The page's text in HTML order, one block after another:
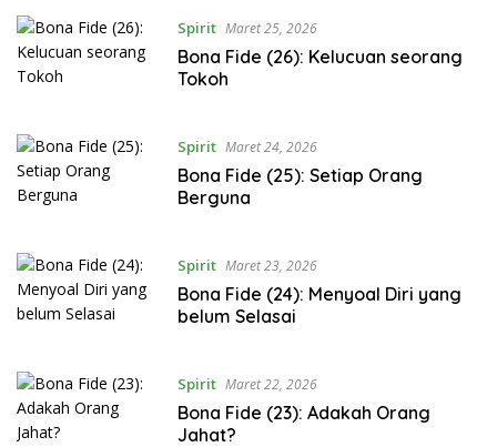
Spirit Maret 25, 2026
Bona Fide (26): Kelucuan seorang
Tokoh
Spirit Maret 24, 2026
Bona Fide (25): Setiap Orang
Berguna
Spirit Maret 23, 2026
Bona Fide (24): Menyoal Diri yang
belum Selasai
Spirit Maret 22, 2026
Bona Fide (23): Adakah Orang
Jahat?